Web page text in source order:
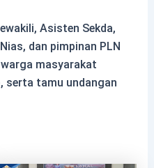
Asisten Sekda,
dan pimpinan PLN
warga masyarakat
serta tamu undangan